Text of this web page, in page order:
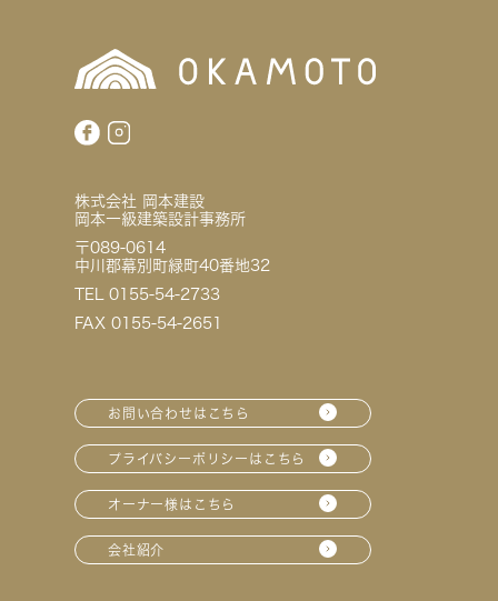
株式会社 岡本建設
岡本一級建築設計事務所
〒089-0614
中川郡幕別町緑町40番地32
TEL 0155-54-2733
FAX 0155-54-2651
お問い合わせはこちら
プライバシーポリシーはこちら
オーナー様はこちら
会社紹介